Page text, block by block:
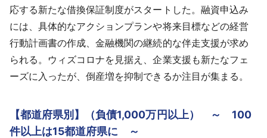
応する新たな借換保証制度がスタートした。融資申込み
には、具体的なアクションプランや将来目標などの経営
行動計画書の作成、金融機関の継続的な伴走支援が求め
られる。ウィズコロナを見据え、企業支援も新たなフェ
ーズに入ったが、倒産増を抑制できるか注目が集まる。
【都道府県別】（負債1,000万円以上） ～ 100
件以上は15都道府県に ～